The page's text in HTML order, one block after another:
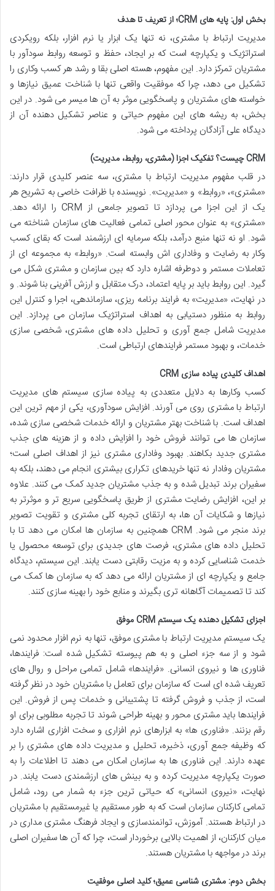
بخش اول: پایه های CRM؛ از تعریف تا هدف
مدیریت ارتباط با مشتری، نه تنها یک ابزار یا نرم افزار، بلکه رویکردی
استراتژیک و یکپارچه است که بر ایجاد، حفظ و توسعه روابط سودآور با
مشتریان تمرکز دارد. این مفهوم، هسته اصلی بقا و رشد هر کسب وکاری را
تشکیل می دهد، چرا که موفقیت واقعی تنها با شناخت عمیق نیازها و
خواسته های مشتریان و پاسخگویی موثر به آن ها میسر می شود. در این
بخش، به ریشه های این مفهوم حیاتی و عناصر تشکیل دهنده آن از
دیدگاه علی آزادگان پرداخته می شود.
CRM چیست؟ تفکیک اجزا (مشتری، روابط، مدیریت)
در قلب مفهوم مدیریت ارتباط با مشتری، سه عنصر کلیدی قرار دارند:
«مشتری»، «روابط» و «مدیریت». نویسنده با ظرافت خاصی به تشریح هر
یک از این اجزا می پردازد تا تصویر جامعی از CRM را ارائه دهد.
«مشتری» به عنوان محور اصلی تمامی فعالیت های سازمان شناخته می
شود. او نه تنها منبع درآمد، بلکه سرمایه ای ارزشمند است که بقای کسب
وکار به رضایت و وفاداری اش وابسته است. «روابط» به مجموعه ای از
تعاملات مستمر و دوطرفه اشاره دارد که بین سازمان و مشتری شکل می
گیرد. این روابط باید بر پایه اعتماد، درک متقابل و ارزش آفرینی بنا شوند. و
در نهایت، «مدیریت» به فرایند برنامه ریزی، سازماندهی، اجرا و کنترل این
روابط به منظور دستیابی به اهداف استراتژیک سازمان می پردازد. این
مدیریت شامل جمع آوری و تحلیل داده های مشتری، شخصی سازی
خدمات، و بهبود مستمر فرایندهای ارتباطی است.
اهداف کلیدی پیاده سازی CRM
کسب وکارها به دلایل متعددی به پیاده سازی سیستم های مدیریت
ارتباط با مشتری روی می آورند. افزایش سودآوری، یکی از مهم ترین این
اهداف است. با شناخت بهتر مشتریان و ارائه خدمات شخصی سازی شده،
سازمان ها می توانند فروش خود را افزایش داده و از هزینه های جذب
مشتری جدید بکاهند. بهبود وفاداری مشتری نیز از اهداف اصلی است؛
مشتریان وفادار نه تنها خریدهای تکراری بیشتری انجام می دهند، بلکه به
سفیران برند تبدیل شده و به جذب مشتریان جدید کمک می کنند. علاوه
بر این، افزایش رضایت مشتری از طریق پاسخگویی سریع تر و موثرتر به
نیازها و شکایات آن ها، به ارتقای تجربه کلی مشتری و تقویت تصویر
برند منجر می شود. CRM همچنین به سازمان ها امکان می دهد تا با
تحلیل داده های مشتری، فرصت های جدیدی برای توسعه محصول یا
خدمت شناسایی کرده و به مزیت رقابتی دست یابند. این سیستم، دیدگاه
جامع و یکپارچه ای از مشتریان ارائه می دهد که به سازمان ها کمک می
کند تا تصمیمات آگاهانه تری بگیرند و منابع خود را بهینه سازی کنند.
اجزای تشکیل دهنده یک سیستم CRM موفق
یک سیستم مدیریت ارتباط با مشتری موفق، تنها به نرم افزار محدود نمی
شود و از سه جزء اصلی و به هم پیوسته تشکیل شده است: فرایندها،
فناوری ها و نیروی انسانی. «فرایندها» شامل تمامی مراحل و روال های
تعریف شده ای است که سازمان برای تعامل با مشتریان خود در نظر گرفته
است، از جذب و فروش گرفته تا پشتیبانی و خدمات پس از فروش. این
فرایندها باید مشتری محور و بهینه طراحی شوند تا تجربه مطلوبی برای او
رقم بزنند. «فناوری ها» به ابزارهای نرم افزاری و سخت افزاری اشاره دارد
که وظیفه جمع آوری، ذخیره، تحلیل و مدیریت داده های مشتری را بر
عهده دارند. این فناوری ها به سازمان امکان می دهند تا اطلاعات را به
صورت یکپارچه مدیریت کرده و به بینش های ارزشمندی دست یابند. در
نهایت، «نیروی انسانی» که حیاتی ترین جزء به شمار می رود، شامل
تمامی کارکنان سازمان است که به طور مستقیم یا غیرمستقیم با مشتریان
در ارتباط هستند. آموزش، توانمندسازی و ایجاد فرهنگ مشتری مداری در
میان کارکنان، از اهمیت بالایی برخوردار است، چرا که آن ها سفیران اصلی
برند در مواجهه با مشتریان هستند.
بخش دوم: مشتری شناسی عمیق؛ کلید اصلی موفقیت